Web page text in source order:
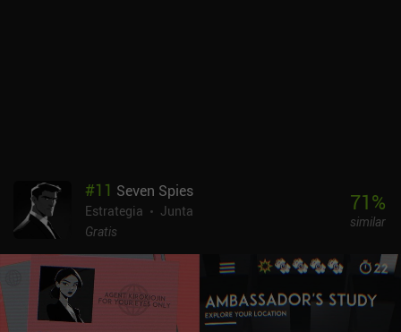
los jugadores gratuitos pueden disfrutar de los muchos modos de
juego y simplemente ganar cartas.
#11 Seven Spies
Estrategia
Junta
Gratis
71%
similar